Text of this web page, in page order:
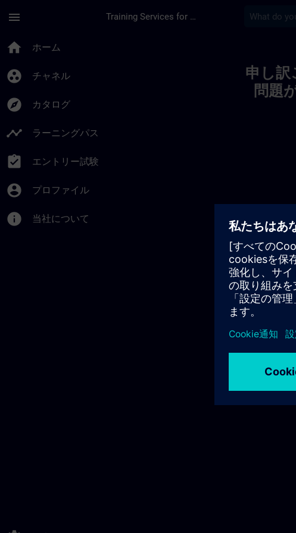
menu Training Services for Digital Industries
home ホーム
group_work チャネル
explore カタログ
timeline ラーニングパス
assignment_turned_in エントリー試験
account_circle プロファイル
info 当社について
申し訳
問題